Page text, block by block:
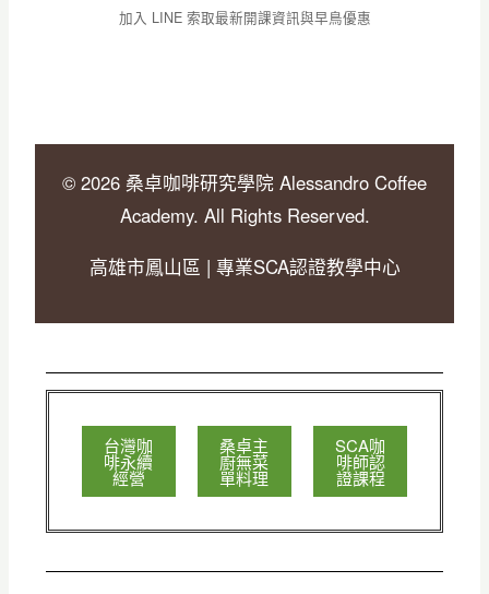
加入 LINE 索取最新開課資訊與早鳥優惠
© 2026 桑卓咖啡研究學院 Alessandro Coffee
Academy. All Rights Reserved.
高雄市鳳山區 | 專業SCA認證教學中心
台灣咖
啡永續
經營
桑卓主
廚無菜
單料理
SCA咖
啡師認
證課程